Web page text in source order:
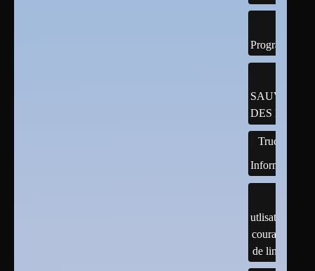
DES
Trucs
Informatiques
utlisation
courante
de linux